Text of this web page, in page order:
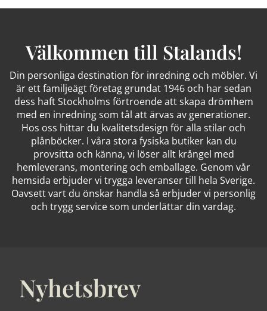
Välkommen till Stalands!
Din personliga destination för inredning och möbler. Vi
är ett familjeägt företag grundat 1946 och har sedan
dess haft Stockholms förtroende att skapa drömhem
med en inredning som tål att ärvas av generationer.
Hos oss hittar du kvalitetsdesign för alla stilar och
plånböcker. I våra stora fysiska butiker kan du
provsitta och känna, vi löser allt krångel med
hemleverans, montering och emballage. Genom vår
hemsida erbjuder vi trygga leveranser till hela Sverige.
Oavsett vart du önskar handla så erbjuder vi personlig
och trygg service som underlättar din vardag.
Nyhetsbrev